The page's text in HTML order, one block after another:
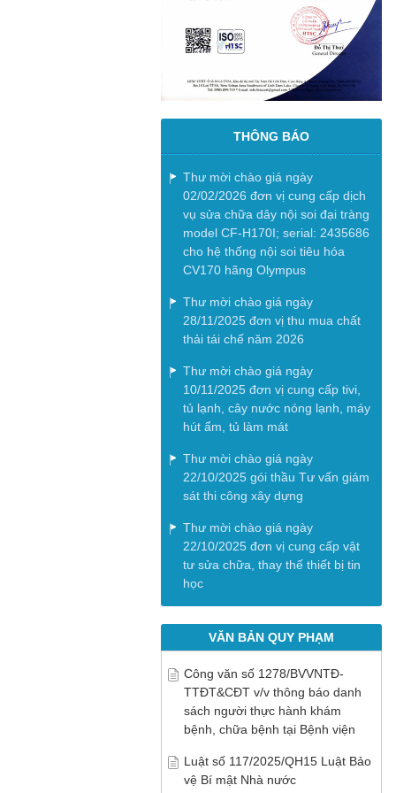
Khoa Hoá trị can thiệp và Chăm
sóc giảm nhẹ
Khoa Phẫu trị - Xạ trị & Y học hạt
nhân
THÔNG BÁO
Thư mời chào giá ngày
02/02/2026 đơn vị cung cấp dịch
vụ sửa chữa dây nội soi đại tràng
model CF-H170I; serial: 2435686
cho hệ thống nội soi tiêu hóa
CV170 hãng Olympus
Thư mời chào giá ngày
28/11/2025 đơn vị thu mua chất
thải tái chế năm 2026
Thư mời chào giá ngày
10/11/2025 đơn vị cung cấp tivi,
tủ lạnh, cây nước nóng lạnh, máy
hút ẩm, tủ làm mát
Thư mời chào giá ngày
22/10/2025 gói thầu Tư vấn giám
sát thi công xây dựng
Thư mời chào giá ngày
22/10/2025 đơn vị cung cấp vật
tư sửa chữa, thay thế thiết bị tin
học
VĂN BẢN QUY PHẠM
Công văn số 1278/BVVNTĐ-
TTĐT&CĐT v/v thông báo danh
sách người thực hành khám
bệnh, chữa bệnh tại Bệnh viện
Luật số 117/2025/QH15 Luật Bảo
vệ Bí mật Nhà nước